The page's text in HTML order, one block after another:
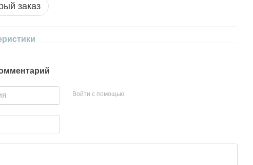
заказ
Войти с помощью